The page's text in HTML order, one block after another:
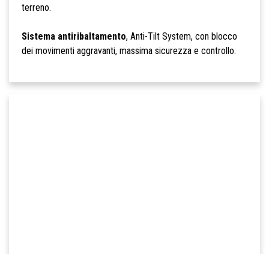
terreno.
Sistema antiribaltamento, Anti-Tilt System, con blocco
dei movimenti aggravanti, massima sicurezza e controllo.